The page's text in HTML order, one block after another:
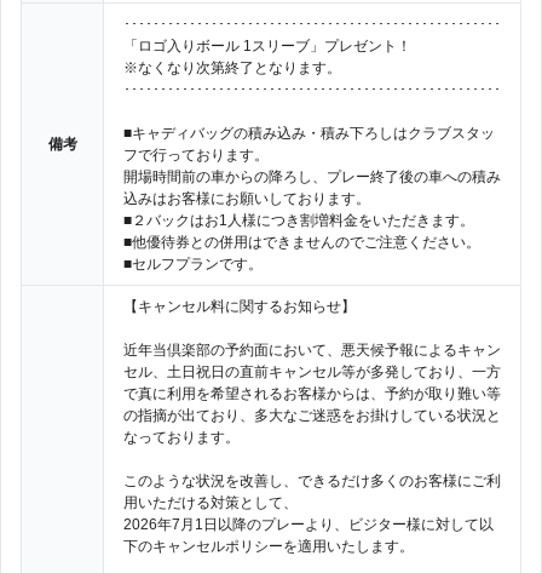
備考
････････････････････････････････････････････････････
「ロゴ入りボール 1スリーブ」プレゼント！
※なくなり次第終了となります。
････････････････････････････････････････････････････
■キャディバッグの積み込み・積み下ろしはクラブスタッ
フで行っております。
開場時間前の車からの降ろし、プレー終了後の車への積み
込みはお客様にお願いしております。
■２バックはお1人様につき割増料金をいただきます。
■他優待券との併用はできませんのでご注意ください。
■セルフプランです。
【キャンセル料に関するお知らせ】
近年当倶楽部の予約面において、悪天候予報によるキャン
セル、土日祝日の直前キャンセル等が多発しており、一方
で真に利用を希望されるお客様からは、予約が取り難い等
の指摘が出ており、多大なご迷惑をお掛けしている状況と
なっております。
このような状況を改善し、できるだけ多くのお客様にご利
用いただける対策として、
2026年7月1日以降のプレーより、ビジター様に対して以
下のキャンセルポリシーを適用いたします。